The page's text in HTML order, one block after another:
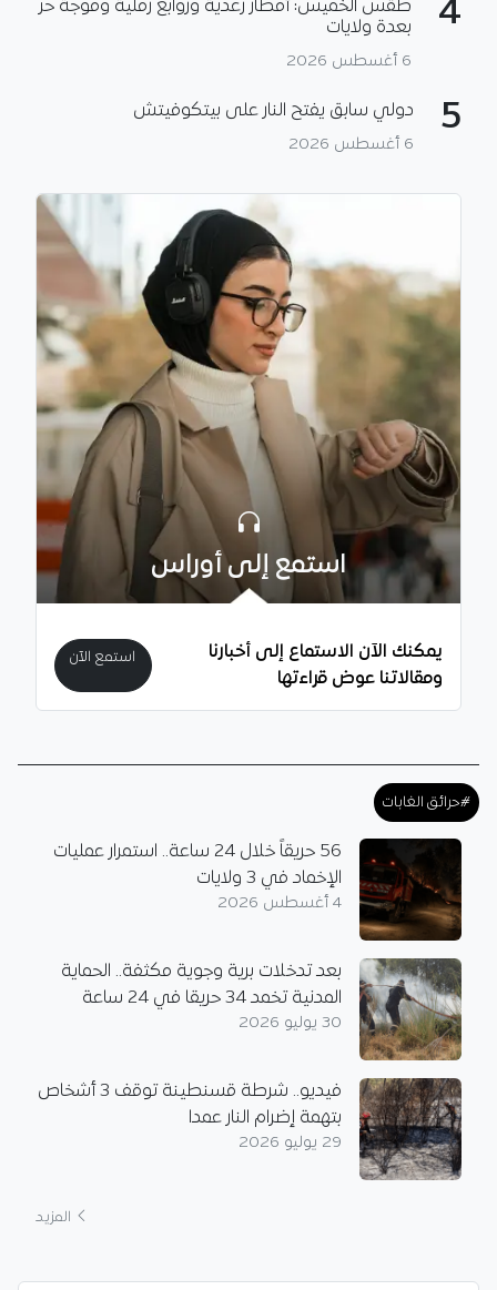
4
طقس الخميس: أمطار رعدية وزوابع رملية وموجة حر
بعدة ولايات
6 أغسطس 2026
5 دولي سابق يفتح النار على بيتكوفيتش
6 أغسطس 2026
استمع إلى أوراس
يمكنك الآن الاستماع إلى أخبارنا
ومقالاتنا عوض قراءتها
استمع الآن
#حرائق الغابات
56 حريقاً خلال 24 ساعة.. استمرار عمليات
الإخماد في 3 ولايات
4 أغسطس 2026
بعد تدخلات برية وجوية مكثفة.. الحماية
المدنية تخمد 34 حريقا في 24 ساعة
30 يوليو 2026
فيديو.. شرطة قسنطينة توقف 3 أشخاص
بتهمة إضرام النار عمدا
29 يوليو 2026
المزيد